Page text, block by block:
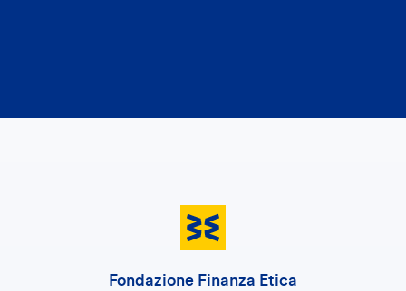
Fondazione Finanza Etica